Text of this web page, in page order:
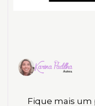
Fique mais um